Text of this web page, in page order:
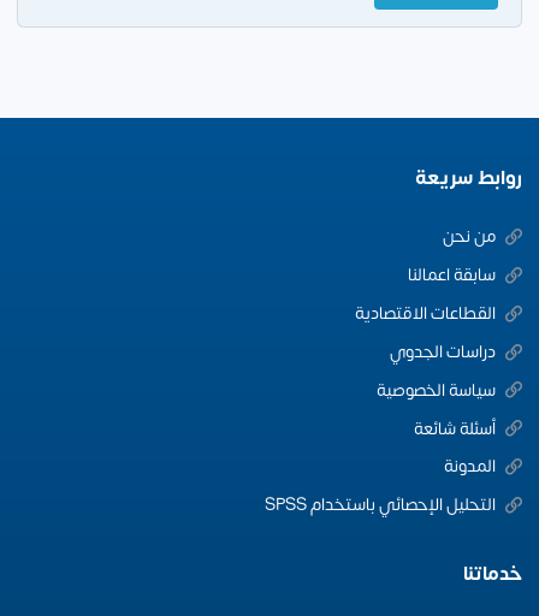
روابط سريعة
من نحن
سابقة اعمالنا
القطاعات الاقتصادية
دراسات الجدوي
سياسة الخصوصية
أسئلة شائعة
المدونة
التحليل الإحصائي باستخدام SPSS
خدماتنا